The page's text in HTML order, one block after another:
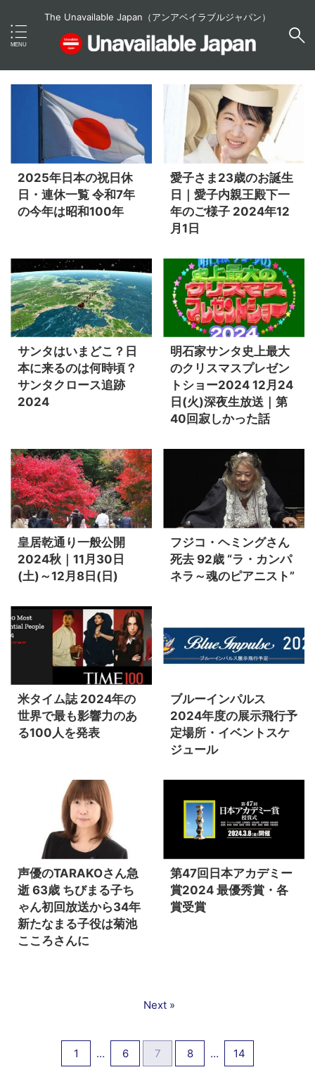
The Unavailable Japan（アンアベイラブルジャパン）
2025年日本の祝日休
日・連休一覧 令和7年
の今年は昭和100年
愛子さま23歳のお誕生
日｜愛子内親王殿下一
年のご様子 2024年12
月1日
サンタはいまどこ？日
本に来るのは何時頃？
サンタクロース追跡
2024
明石家サンタ史上最大
のクリスマスプレゼン
トショー2024 12月24
日(火)深夜生放送｜第
40回寂しかった話
皇居乾通り一般公開
2024秋｜11月30日
(土)～12月8日(日)
フジコ・ヘミングさん
死去 92歳 “ラ・カンパ
ネラ～魂のピアニスト”
米タイム誌 2024年の
世界で最も影響力のあ
る100人を発表
ブルーインパルス
2024年度の展示飛行予
定場所・イベントスケ
ジュール
声優のTARAKOさん急
逝 63歳 ちびまる子ち
ゃん初回放送から34年
新たなまる子役は菊池
こころさんに
第47回日本アカデミー
賞2024 最優秀賞・各
賞受賞
1 … 6 7 8 … 14
Next »